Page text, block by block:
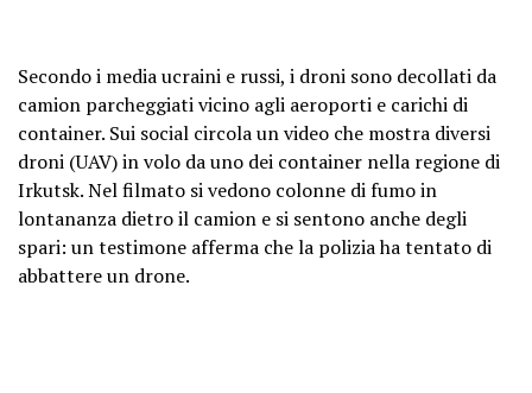
Secondo i media ucraini e russi, i droni sono decollati da
camion parcheggiati vicino agli aeroporti e carichi di
container. Sui social circola un video che mostra diversi
droni (UAV) in volo da uno dei container nella regione di
Irkutsk. Nel filmato si vedono colonne di fumo in
lontananza dietro il camion e si sentono anche degli
spari: un testimone afferma che la polizia ha tentato di
abbattere un drone.